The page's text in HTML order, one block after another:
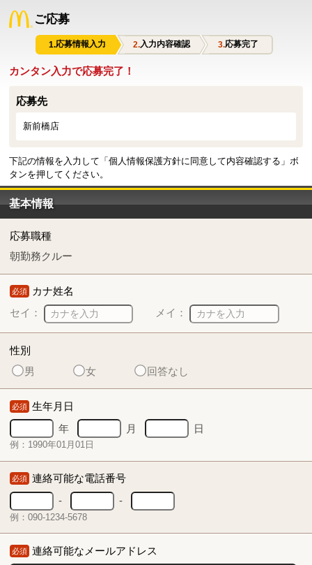
ご応募
応募情報入力 入力内容確認 応募完了
カンタン入力で応募完了！
応募先
新前橋店
下記の情報を入力して「個人情報保護方針に同意して内容確認する」ボ
タンを押してください。
基本情報
応募職種
朝勤務クルー
必須 カナ姓名
セイ：
メイ：
性別
男
女 回答なし
必須 生年月日
年
月 日
例：1990年01月01日
必須 連絡可能な電話番号
-
-
例：090-1234-5678
必須 連絡可能なメールアドレス